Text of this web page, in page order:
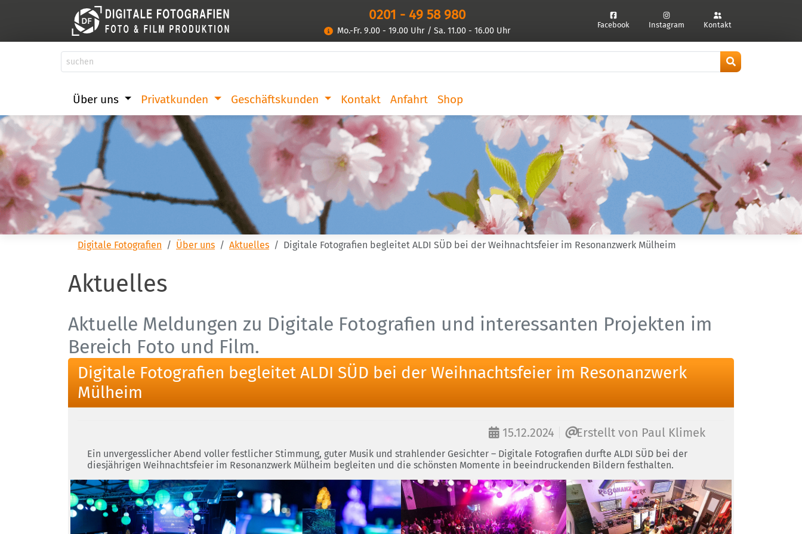
0201 - 49 58 980
Mo.-Fr. 9.00 - 19.00 Uhr / Sa. 11.00 - 16.00 Uhr
Facebook Instagram Kontakt
Über uns Privatkunden Geschäftskunden Kontakt Anfahrt Shop
Digitale Fotografien Über uns Aktuelles Digitale Fotografien begleitet ALDI SÜD bei der Weihnachtsfeier im Resonanzwerk Mülheim
Aktuelles
Aktuelle Meldungen zu Digitale Fotografien und interessanten Projekten im
Bereich Foto und Film.
Digitale Fotografien begleitet ALDI SÜD bei der Weihnachtsfeier im Resonanzwerk
Mülheim
15.12.2024 Erstellt von Paul Klimek
Ein unvergesslicher Abend voller festlicher Stimmung, guter Musik und strahlender Gesichter – Digitale Fotografien durfte ALDI SÜD bei der
diesjährigen Weihnachtsfeier im Resonanzwerk Mülheim begleiten und die schönsten Momente in beeindruckenden Bildern festhalten.